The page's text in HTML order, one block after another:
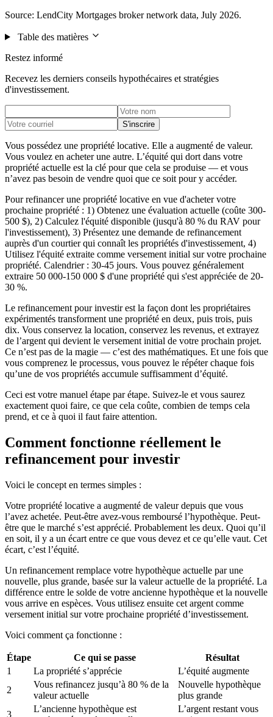
Source: LendCity Mortgages broker network data, July 2026.
Table des matières
Restez informé
Recevez les derniers conseils hypothécaires et stratégies
d'investissement.
S'inscrire
Vous possédez une propriété locative. Elle a augmenté de valeur.
Vous voulez en acheter une autre. L’équité qui dort dans votre
propriété actuelle est la clé pour que cela se produise — et vous
n’avez pas besoin de vendre quoi que ce soit pour y accéder.
Pour refinancer une propriété locative en vue d'acheter votre
prochaine propriété : 1) Obtenez une évaluation actuelle (coûte 300-
500 $), 2) Calculez l'équité disponible (jusqu'à 80 % du RAV pour
l'investissement), 3) Présentez une demande de refinancement
auprès d'un courtier qui connaît les propriétés d'investissement, 4)
Utilisez l'équité extraite comme versement initial sur votre prochaine
propriété. Calendrier : 30-45 jours. Vous pouvez généralement
extraire 50 000-150 000 $ d'une propriété qui s'est appréciée de 20-
30 %.
Le refinancement pour investir est la façon dont les propriétaires
expérimentés transforment une propriété en deux, puis trois, puis
dix. Vous conservez la location, conservez les revenus, et extrayez
de l’argent qui devient le versement initial de votre prochain projet.
Ce n’est pas de la magie — c’est des mathématiques. Et une fois que
vous comprenez le processus, vous pouvez le répéter chaque fois
qu’une de vos propriétés accumule suffisamment d’équité.
Ceci est votre manuel étape par étape. Suivez-le et vous saurez
exactement quoi faire, ce que cela coûte, combien de temps cela
prend, et ce à quoi il faut faire attention.
Comment fonctionne réellement le
refinancement pour investir
Voici le concept en termes simples :
Votre propriété locative a augmenté de valeur depuis que vous
l’avez achetée. Peut-être avez-vous remboursé l’hypothèque. Peut-
être que le marché s’est apprécié. Probablement les deux. Quoi qu’il
en soit, il y a un écart entre ce que vous devez et ce qu’elle vaut. Cet
écart, c’est l’équité.
Un refinancement remplace votre hypothèque actuelle par une
nouvelle, plus grande, basée sur la valeur actuelle de la propriété. La
différence entre le solde de votre ancienne hypothèque et la nouvelle
vous arrive en espèces. Vous utilisez ensuite cet argent comme
versement initial sur votre prochaine propriété d’investissement.
Voici comment ça fonctionne :
Étape Ce qui se passe
Résultat
1
La propriété s’apprécie
L’équité augmente
2
Vous refinancez jusqu’à 80 % de la
valeur actuelle
Nouvelle hypothèque
plus grande
3
L’ancienne hypothèque est
L’argent restant vous